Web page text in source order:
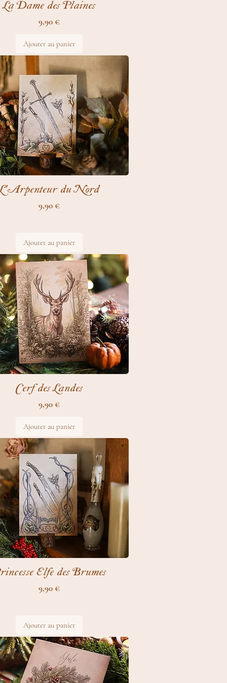
La Dame des Plaines
Prix
9,90 €
Ajouter au panier
du Nord
Prix
9,90 €
Ajouter au panier
Cerf des Landes
Prix
9,90 €
Ajouter au panier
Elfe des Brumes
Prix
9,90 €
Ajouter au panier